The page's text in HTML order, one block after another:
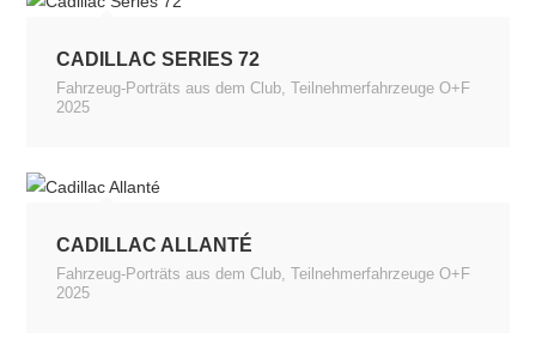
CADILLAC SERIES 72
Fahrzeug-Porträts aus dem Club Teilnehmerfahrzeuge O+F
2025
CADILLAC ALLANTÉ
Fahrzeug-Porträts aus dem Club Teilnehmerfahrzeuge O+F
2025